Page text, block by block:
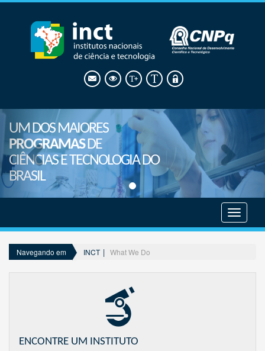
UM DOS MAIORES
PROGRAMASDE
CIÊNCIAS E TECNOLOGIA DO
BRASIL
menu
Navegando em INCT What We Do
ENCONTRE UM INSTITUTO